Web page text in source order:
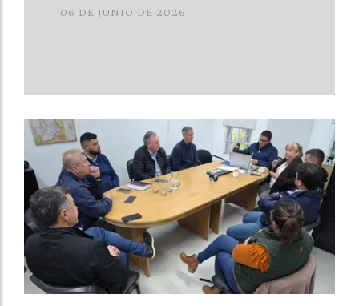
06 DE JUNIO DE 2026